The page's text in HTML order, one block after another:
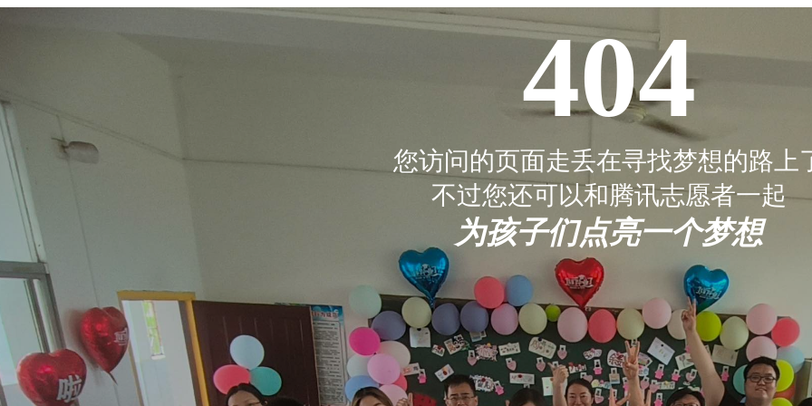
404
您访问的页面走丢在寻找梦想的路上
不过您还可以和腾讯志愿者一起
为孩子们点亮一个梦想